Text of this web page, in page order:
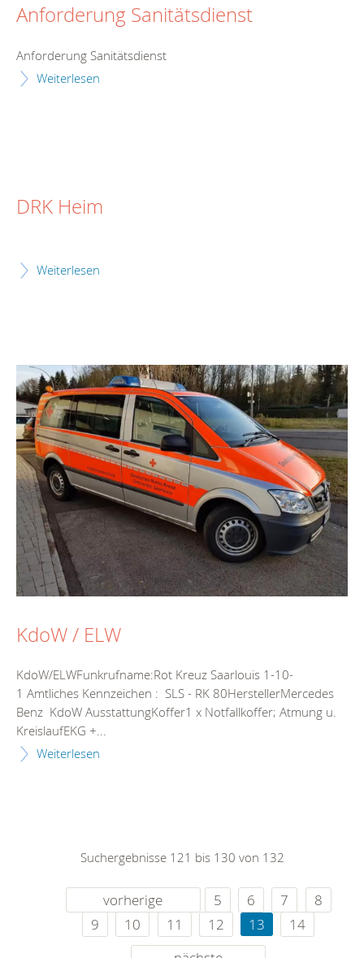
Anforderung Sanitätsdienst
Anforderung Sanitätsdienst
Weiterlesen
DRK Heim
Weiterlesen
KdoW / ELW
KdoW/ELWFunkrufname:Rot Kreuz Saarlouis 1-10-
1 Amtliches Kennzeichen : SLS - RK 80HerstellerMercedes
Benz KdoW AusstattungKoffer1 x Notfallkoffer; Atmung u.
KreislaufEKG +...
Weiterlesen
Suchergebnisse 121 bis 130 von 132
vorherige 5 6 7
8
9
10 11 12 13
14